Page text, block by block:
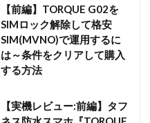
【前編】TORQUE G02を
SIMロック解除して格安
SIM(MVNO)で運用するに
は～条件をクリアして購入
する方法
【実機レビュー:前編】タフ